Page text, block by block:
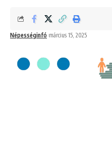
Népességinfó március 15, 2025